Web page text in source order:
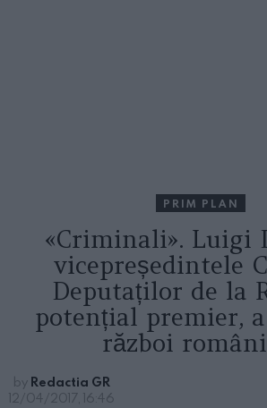
PRIM PLAN
«Criminali». Luigi
vicepreședintele
Deputaților de la
potențial premier,
război
by Redactia GR
12/04/2017, 16:46